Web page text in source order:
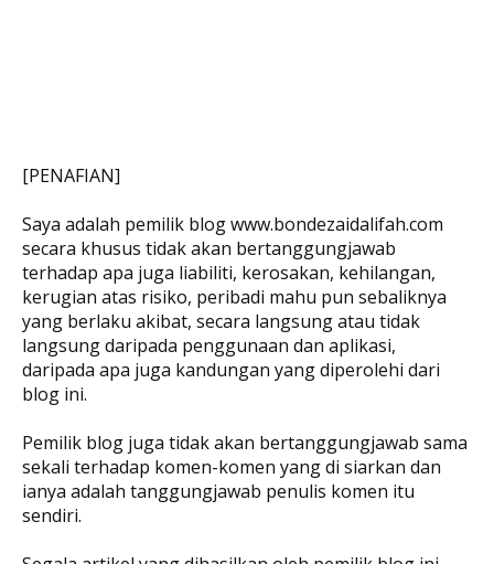
[PENAFIAN]
Saya adalah pemilik blog www.bondezaidalifah.com
secara khusus tidak akan bertanggungjawab
terhadap apa juga liabiliti, kerosakan, kehilangan,
kerugian atas risiko, peribadi mahu pun sebaliknya
yang berlaku akibat, secara langsung atau tidak
langsung daripada penggunaan dan aplikasi,
daripada apa juga kandungan yang diperolehi dari
blog ini.
Pemilik blog juga tidak akan bertanggungjawab sama
sekali terhadap komen-komen yang di siarkan dan
ianya adalah tanggungjawab penulis komen itu
sendiri.